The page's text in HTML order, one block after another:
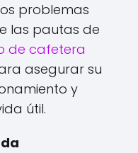
problemas
las pautas de
de cafetera
asegurar su
y
útil.